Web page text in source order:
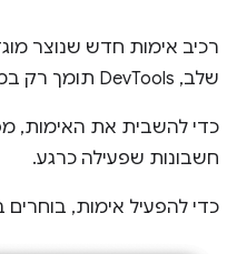
רכיב אימות חדש שנוצר
שלב, DevTools תומך רק במאמת וירטואלי פעיל אחד.
כדי להשבית את האימות,
חשבונות שפעילה כרגע.
כדי להפעיל אימות,